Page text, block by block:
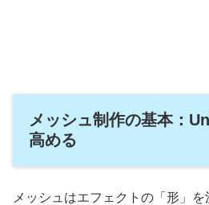
メッシュ制作の基本：
高める
メッシュはエフェクトの「形」